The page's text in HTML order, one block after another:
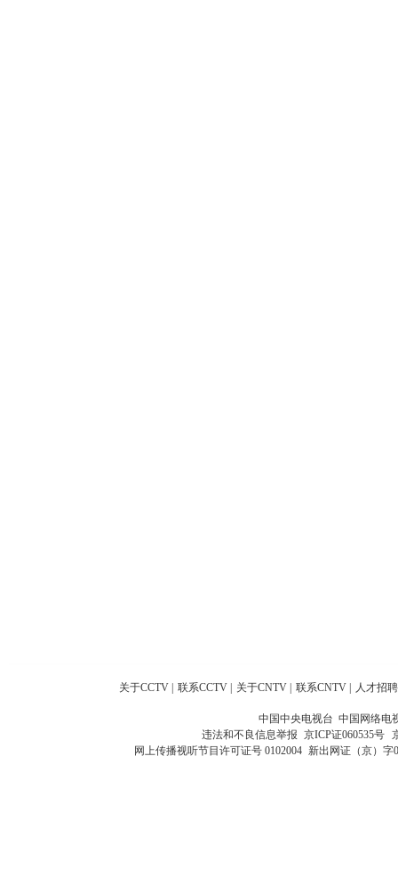
关于CCTV 联系CCTV 关于CNTV 联系CNTV 人才招聘
中国中央电视台 中国网络电
违法和不良信息举报 京ICP证060535号
网上传播视听节目许可证号 0102004 新出网证（京）